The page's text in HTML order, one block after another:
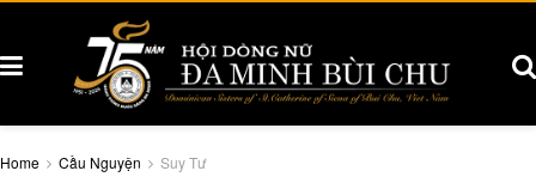
Home Cầu Nguyện Suy Tư